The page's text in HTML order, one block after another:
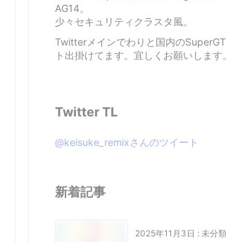
AG14。
少々セキュリティクラスタ風。
Twitterメインでわりと国内の
ト出掛けてます。宜しくお願いします。
Twitter TL
@keisuke_remixさんのツイート
新着記事
2025年11月3日 : 未分類